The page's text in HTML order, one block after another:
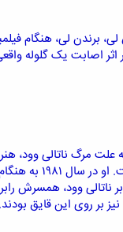
بروس‌ لی، برندن ‌لی،
که علت مرگ ناتالی وود،
معمایی بزرگ
ناتالی وود، همسرش
بر روی این قایق